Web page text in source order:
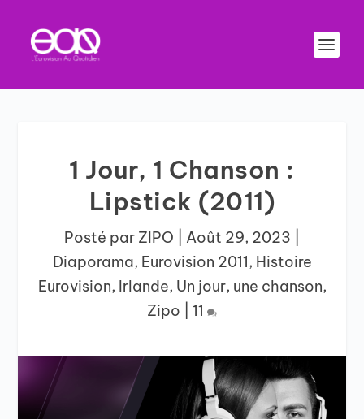
1 Jour, 1 Chanson :
Lipstick (2011)
Posté par ZIPO Août 29, 2023
Diaporama, Eurovision 2011, Histoire
Eurovision, Irlande, Un jour, une chanson,
Zipo
11